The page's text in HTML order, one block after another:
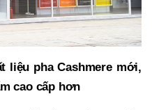
liệu pha Cashmere mới,
cao cấp hơn